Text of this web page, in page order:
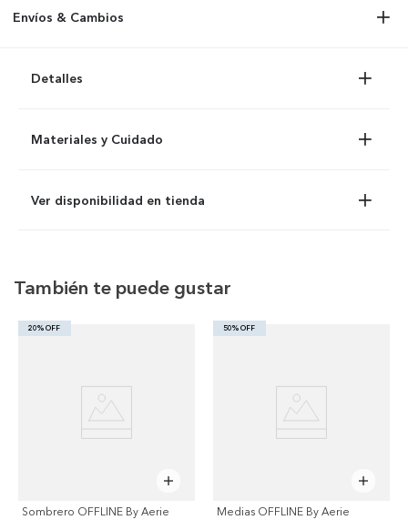
Envíos & Cambios
Detalles
Materiales y Cuidado
Ver disponibilidad en tienda
También te puede gustar
20% OFF
Sombrero OFFLINE By Aerie
50% OFF
Medias OFFLINE By Aerie